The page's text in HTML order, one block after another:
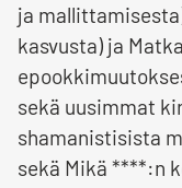
ja
kasvusta) ja
sekä uusimmat
shamanistisista
sekä Mikä ****:n